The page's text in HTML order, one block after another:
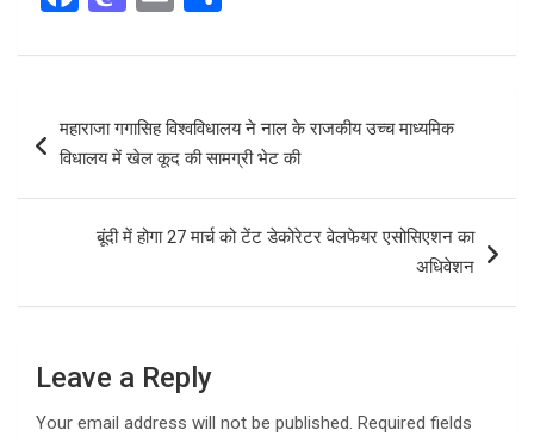
ce
o
k
st
o
d
n
ail ar
navigation
महाराजा गगासिह विश्वविधालय ने नाल के राजकीय उच्च माध्यमिक
विधालय में खेल कूद की सामग्री भेट की
बूंदी में होगा 27 मार्च को टेंट डेकोरेटर वेलफेयर एसोसिएशन का
अधिवेशन
Leave a Reply
Your email address will not be published. Required fields